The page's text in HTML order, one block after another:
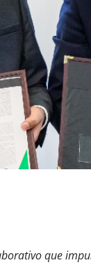
que